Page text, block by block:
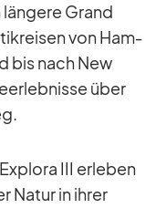
Grand
von Ham­
bis nach New
über
III er­le­ben
Na­tur in ih­rer